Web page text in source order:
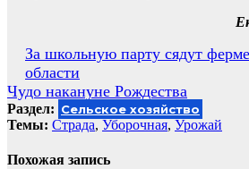
Навигация
по
записям
За школьную парту сядут
области
Чудо накануне Рождества
Раздел: Сельское хозяйство
Темы: Cтрада, Уборочная, Урожай
Похожая запись